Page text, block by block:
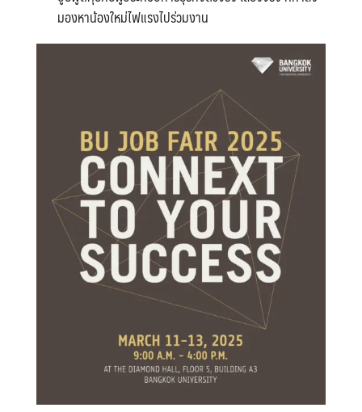
มองหาน้องใหม่ไฟแรงไปร่วมงาน